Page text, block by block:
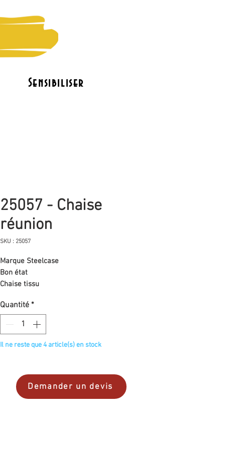
Sensibiliser
25057 - Chaise
réunion
SKU : 25057
Marque Steelcase
Bon état
Chaise tissu
Quantité *
Il ne reste que 4 article(s) en stock
Demander un devis